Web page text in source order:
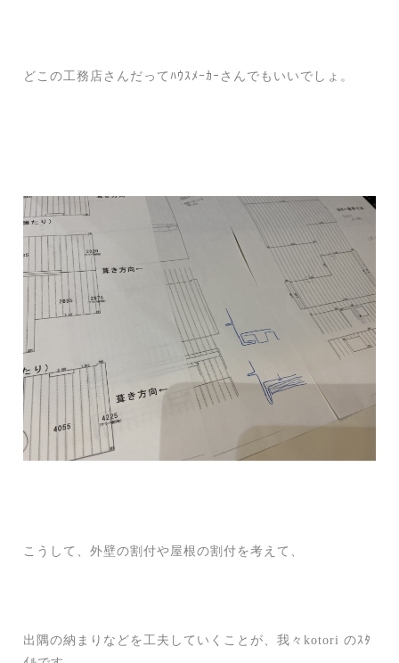
どこの工務店さんだってﾊｳｽﾒｰｶｰさんでもいいでしょ。
こうして、外壁の割付や屋根の割付を考えて、
出隅の納まりなどを工夫していくことが、我々kotori のｽﾀ